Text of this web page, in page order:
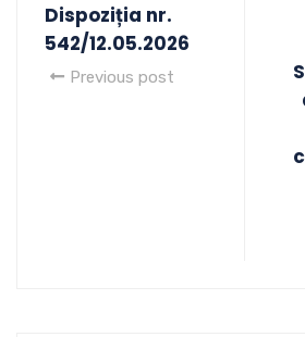
Dispoziția nr.
542/12.05.2026
Previous post